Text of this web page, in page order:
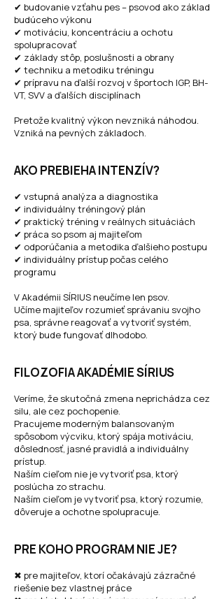
✔ budovanie vzťahu pes – psovod ako základ
budúceho výkonu
✔ motiváciu, koncentráciu a ochotu
spolupracovať
✔ základy stôp, poslušnosti a obrany
✔ techniku a metodiku tréningu
✔ prípravu na ďalší rozvoj v športoch IGP, BH-
VT, SVV a ďalších disciplínach
Pretože kvalitný výkon nevzniká náhodou.
Vzniká na pevných základoch.
AKO PREBIEHA INTENZÍV?
✔ vstupná analýza a diagnostika
✔ individuálny tréningový plán
✔ praktický tréning v reálnych situáciách
✔ práca so psom aj majiteľom
✔ odporúčania a metodika ďalšieho postupu
✔ individuálny prístup počas celého
programu
V Akadémii SÍRIUS neučíme len psov.
Učíme majiteľov rozumieť správaniu svojho
psa, správne reagovať a vytvoriť systém,
ktorý bude fungovať dlhodobo.
FILOZOFIA AKADÉMIE SÍRIUS
Veríme, že skutočná zmena neprichádza cez
silu, ale cez pochopenie.
Pracujeme moderným balansovaným
spôsobom výcviku, ktorý spája motiváciu,
dôslednosť, jasné pravidlá a individuálny
prístup.
Naším cieľom nie je vytvoriť psa, ktorý
poslúcha zo strachu.
Naším cieľom je vytvoriť psa, ktorý rozumie,
dôveruje a ochotne spolupracuje.
PRE KOHO PROGRAM NIE JE?
✖ pre majiteľov, ktorí očakávajú zázračné
riešenie bez vlastnej práce